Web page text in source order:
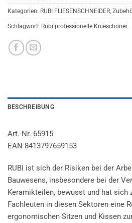
Kategorien: RUBI FLIESENSCHNEIDER,
Schlagwort: Rubi professionelle Knieschoner
BESCHREIBUNG
Art.-Nr. 65915
EAN 8413797659153
RUBI ist sich der Risiken bei der
Bauwesens, insbesondere bei der
Keramikteilen, bewusst und hat sich
Fachleuten in diesen Sektoren eine
ergonomischen Sitzen und Kissen